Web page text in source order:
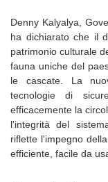
Denny Kalyalya,
ha dichiarato che il
patrimonio culturale
fauna uniche del
le cascate. La
tecnologie di
efficacemente la
l'integrità del
riflette l'impegno
efficiente, facile da